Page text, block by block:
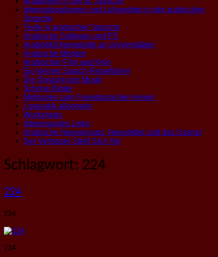
Internationalismen und Lehnwörter in der arabischen
Sprache
Texte in arabischer Sprache
Arabische Software und PC
Arabistik/Orientalistik an Universitäten
Arabische Medien
Arabischer Film und Kino
Ein kleiner Sprach-Reiseführer
Die Sprache der Musik
Schöne Bilder
Methoden zum Fremdsprachen lernen
Linguistik allgemein
Workshops
Interessantes Links
Arabische Newsgroups, Newsletter und das Usenet
Der Verfasser Stellt Sich Vor
Schlagwort: 224
224
224
224